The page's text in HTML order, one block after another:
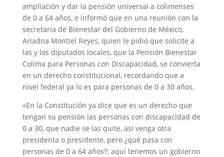
ampliación y dar la pensión universal a colimenses
de 0 a 64 años, e informó que en una reunión con la
secretaria de Bienestar del Gobierno de México,
Ariadna Montiel Reyes, quien le pidió que solicite a
las y los diputados locales, que la Pensión Bienestar
Colima para Personas con Discapacidad, se convierta
en un derecho constitucional, recordando que a
nivel federal ya lo es para personas de 0 a 30 años.
«En la Constitución ya dice que es un derecho que
tengan su pensión las personas con discapacidad de
0 a 30, que nadie se las quite, así venga otra
presidenta o presidente, pero ¿qué pasa con
personas de 0 a 64 años?; aquí tenemos un gobierno